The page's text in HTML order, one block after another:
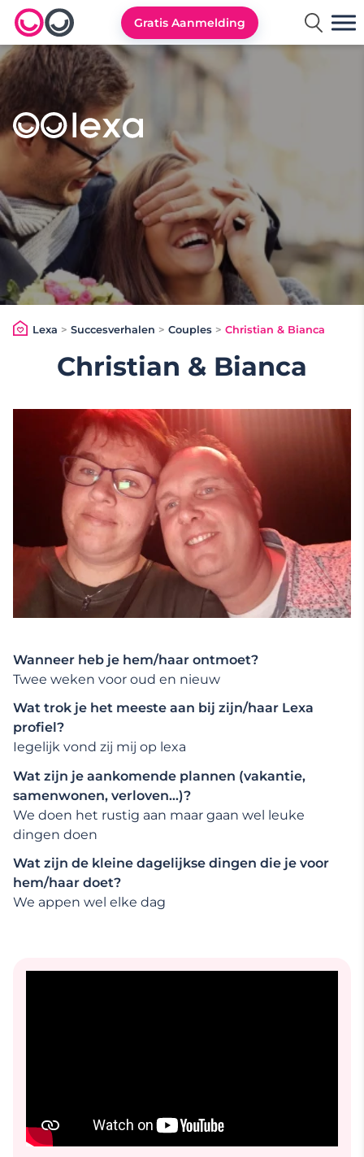
Lexa logo
Gratis Aanmelding
Lexa > Succesverhalen > Couples > Christian & Bianca
Christian & Bianca
Wanneer heb je hem/haar ontmoet?
Twee weken voor oud en nieuw
Wat trok je het meeste aan bij zijn/haar Lexa
profiel?
Iegelijk vond zij mij op lexa
Wat zijn je aankomende plannen (vakantie,
samenwonen, verloven…)?
We doen het rustig aan maar gaan wel leuke
dingen doen
Wat zijn de kleine dagelijkse dingen die je voor
hem/haar doet?
We appen wel elke dag